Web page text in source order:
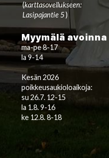
(karttasovellukseen:
Lasipajantie 5)
Myymälä avoinna
ma-pe 8-17
la 9-14
Kesän 2026
poikkeusaukioloaikoja:
su 26.7. 12-15
la 1.8. 9-16
ke 12.8. 8-18